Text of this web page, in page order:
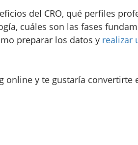
del CRO, qué perfiles
cuáles son las fases
preparar los datos y realizar
online y te gustaría